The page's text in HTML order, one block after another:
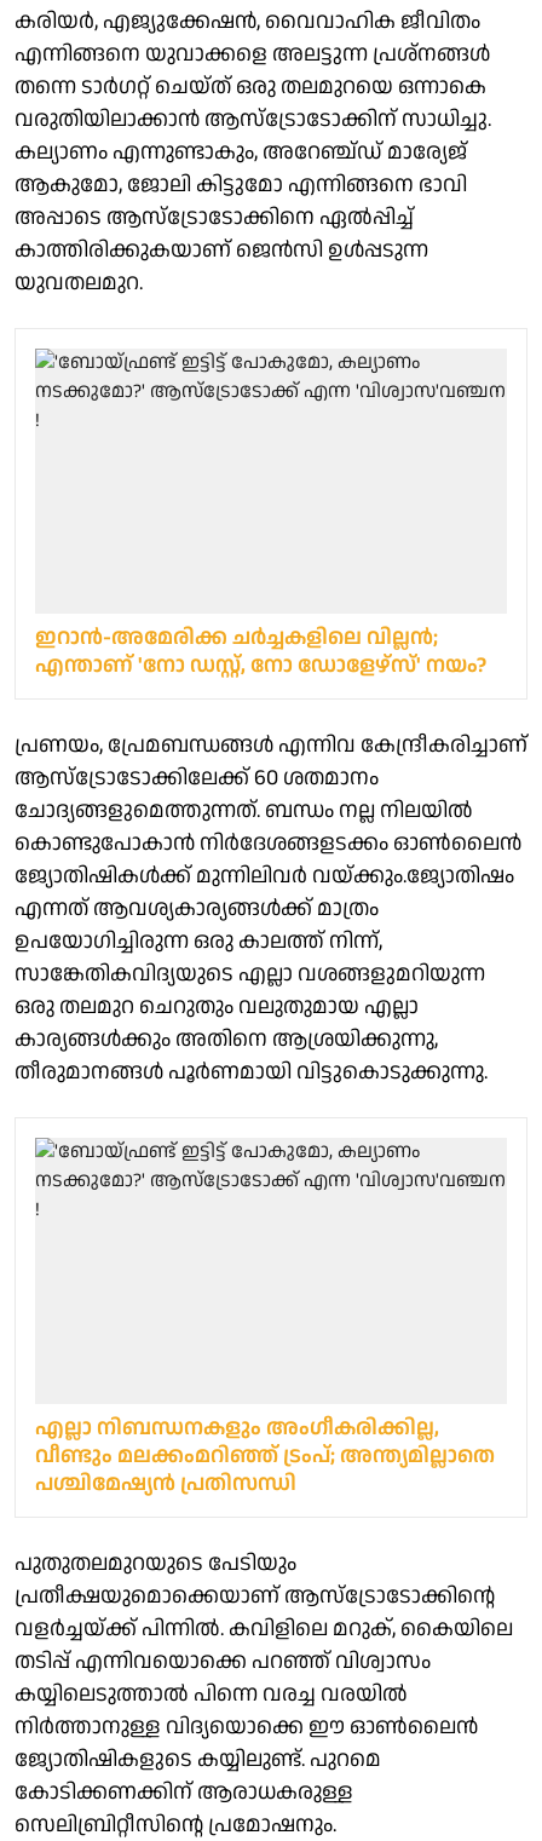
കരിയർ, എജ്യുക്കേഷൻ, വൈവാഹിക ജീവിതം
എന്നിങ്ങനെ യുവാക്കളെ അലട്ടുന്ന പ്രശ്നങ്ങൾ
തന്നെ ടാർഗറ്റ് ചെയ്ത് ഒരു തലമുറയെ ഒന്നാകെ
വരുതിയിലാക്കാൻ ആസ്ട്രോടോക്കിന് സാധിച്ചു.
കല്യാണം എന്നുണ്ടാകും, അറേഞ്ച്ഡ് മാര്യേജ്
ആകുമോ, ജോലി കിട്ടുമോ എന്നിങ്ങനെ ഭാവി
അപ്പാടെ ആസ്ട്രോടോക്കിനെ ഏൽപ്പിച്ച്
കാത്തിരിക്കുകയാണ് ജെൻസി ഉൾപ്പടുന്ന
യുവതലമുറ.
ഇറാന്‍-അമേരിക്ക ചര്‍ച്ചകളിലെ വില്ലൻ;
എന്താണ് 'നോ ഡസ്റ്റ്, നോ ഡോളേഴ്‌സ്' നയം?
പ്രണയം, പ്രേമബന്ധങ്ങൾ എന്നിവ കേന്ദ്രീകരിച്ചാണ്
ആസ്ട്രോടോക്കിലേക്ക് 60 ശതമാനം
ചോദ്യങ്ങളുമെത്തുന്നത്. ബന്ധം നല്ല നിലയിൽ
കൊണ്ടുപോകാൻ നിർദേശങ്ങളടക്കം ഓൺലൈൻ
ജ്യോതിഷികൾക്ക് മുന്നിലിവർ വയ്ക്കും.ജ്യോതിഷം
എന്നത് ആവശ്യകാര്യങ്ങൾക്ക് മാത്രം
ഉപയോഗിച്ചിരുന്ന ഒരു കാലത്ത് നിന്ന്,
സാങ്കേതികവിദ്യയുടെ എല്ലാ വശങ്ങളുമറിയുന്ന
ഒരു തലമുറ ചെറുതും വലുതുമായ എല്ലാ
കാര്യങ്ങൾക്കും അതിനെ ആശ്രയിക്കുന്നു,
തീരുമാനങ്ങൾ പൂർണമായി വിട്ടുകൊടുക്കുന്നു.
എല്ലാ നിബന്ധനകളും അംഗീകരിക്കില്ല,
വീണ്ടും മലക്കംമറിഞ്ഞ് ട്രംപ്; അന്ത്യമില്ലാതെ
പശ്ചിമേഷ്യന്‍ പ്രതിസന്ധി
പുതുതലമുറയുടെ പേടിയും
പ്രതീക്ഷയുമൊക്കെയാണ് ആസ്ട്രോടോക്കിന്റെ
വളർച്ചയ്ക്ക് പിന്നിൽ. കവിളിലെ മറുക്, കൈയിലെ
തടിപ്പ് എന്നിവയൊക്കെ പറഞ്ഞ് വിശ്വാസം
കയ്യിലെടുത്താൽ പിന്നെ വരച്ച വരയിൽ
നിർത്താനുള്ള വിദ്യയൊക്കെ ഈ ഓൺലൈൻ
ജ്യോതിഷികളുടെ കയ്യിലുണ്ട്. പുറമെ
കോടിക്കണക്കിന് ആരാധകരുള്ള
സെലിബ്രിറ്റീസിന്റെ പ്രമോഷനും.